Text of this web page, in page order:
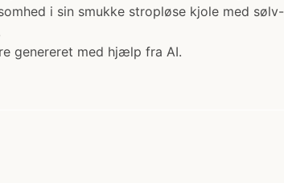
i sin smukke stropløse kjole med
genereret med hjælp fra AI.